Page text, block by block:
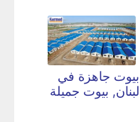
بيوت جاهزة في
لبنان, بيوت جميلة